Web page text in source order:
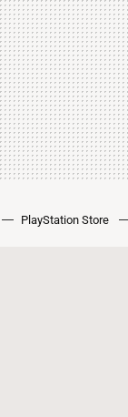
PlayStation Store